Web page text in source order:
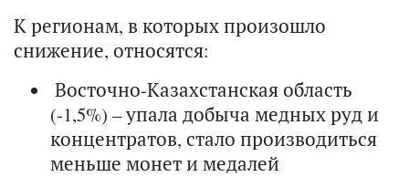
К регионам, в которых произошло
снижение, относятся:
Восточно-Казахстанская область
(-1,5%) – упала добыча медных руд и
концентратов, стало производиться
меньше монет и медалей